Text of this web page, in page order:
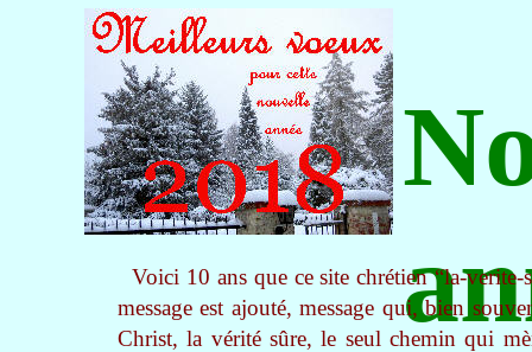
Voici 10 ans que ce site chrétien “la-verite-
message est ajouté, message qui, bien
Christ, la vérité sûre, le seul chemin qui